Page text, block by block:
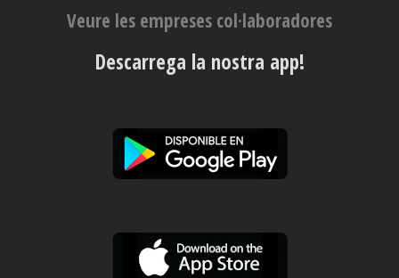
Veure les empreses col·laboradores
Descarrega la nostra app!